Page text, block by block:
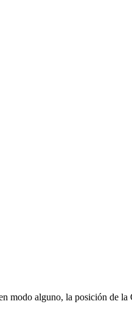
modo alguno, la posición de